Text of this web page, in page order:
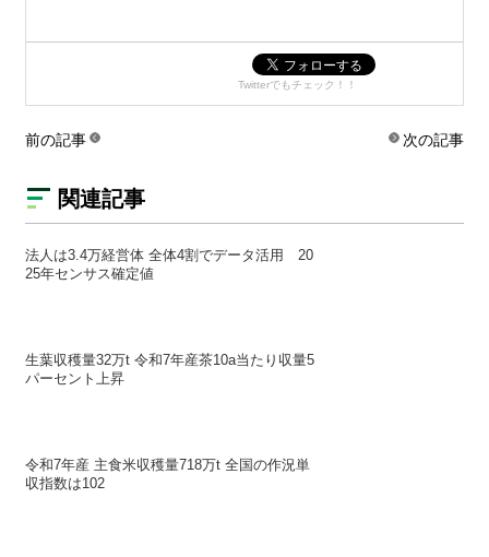
Twitterでもチェック！！
前の記事 次の記事
関連記事
法人は3.4万経営体 全体4割でデータ活用 20
25年センサス確定値
生葉収穫量32万t 令和7年産茶10a当たり収量5
パーセント上昇
令和7年産 主食米収穫量718万t 全国の作況単
収指数は102